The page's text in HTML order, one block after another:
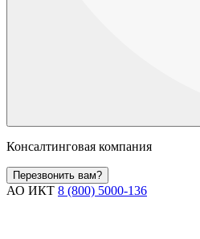
Консалтинговая компания
Перезвонить вам?
АО ИКТ 8 (800) 5000-136